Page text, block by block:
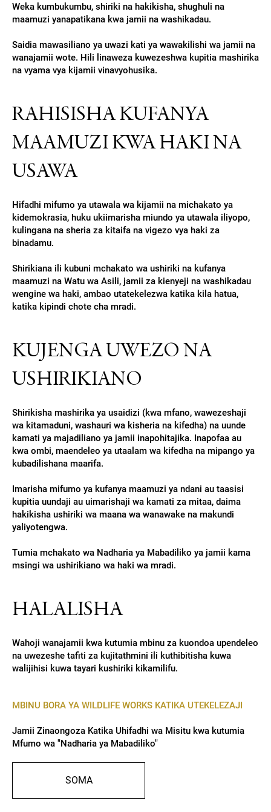
Weka kumbukumbu, shiriki na hakikisha, shughuli na
maamuzi yanapatikana kwa jamii na washikadau.
Saidia mawasiliano ya uwazi kati ya wawakilishi wa jamii na
wanajamii wote. Hili linaweza kuwezeshwa kupitia mashirika
na vyama vya kijamii vinavyohusika.
RAHISISHA KUFANYA
MAAMUZI KWA HAKI NA
USAWA
Hifadhi mifumo ya utawala wa kijamii na michakato ya
kidemokrasia, huku ukiimarisha miundo ya utawala iliyopo,
kulingana na sheria za kitaifa na vigezo vya haki za
binadamu.
Shirikiana ili kubuni mchakato wa ushiriki na kufanya
maamuzi na Watu wa Asili, jamii za kienyeji na washikadau
wengine wa haki, ambao utatekelezwa katika kila hatua,
katika kipindi chote cha mradi.
KUJENGA UWEZO NA
USHIRIKIANO
Shirikisha mashirika ya usaidizi (kwa mfano, wawezeshaji
wa kitamaduni, washauri wa kisheria na kifedha) na uunde
kamati ya majadiliano ya jamii inapohitajika. Inapofaa au
kwa ombi, maendeleo ya utaalam wa kifedha na mipango ya
kubadilishana maarifa.
Imarisha mifumo ya kufanya maamuzi ya ndani au taasisi
kupitia uundaji au uimarishaji wa kamati za mitaa, daima
hakikisha ushiriki wa maana wa wanawake na makundi
yaliyotengwa.
Tumia mchakato wa Nadharia ya Mabadiliko ya jamii kama
msingi wa ushirikiano wa haki wa mradi.
HALALISHA
Wahoji wanajamii kwa kutumia mbinu za kuondoa upendeleo
na uwezeshe tafiti za kujitathmini ili kuthibitisha kuwa
walijihisi kuwa tayari kushiriki kikamilifu.
MBINU BORA YA WILDLIFE WORKS KATIKA UTEKELEZAJI
Jamii Zinaongoza Katika Uhifadhi wa Misitu kwa kutumia
Mfumo wa "Nadharia ya Mabadiliko"
SOMA